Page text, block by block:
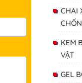
CHAI
KEM
VẬT
GEL